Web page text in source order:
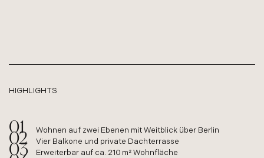
HIGHLIGHTS
Wohnen auf zwei Ebenen mit Weitblick über Berlin
Vier Balkone und private Dachterrasse
Erweiterbar auf ca. 210 m² Wohnfläche